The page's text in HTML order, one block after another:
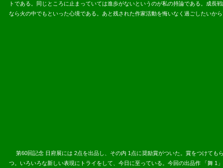
トである。同じところに止まっていては進歩がないというのが私の持論である。成
なら火の中でもといった心境である。あと残された作家活動を悔いなく過ごしたいか
第60回記念 日府展には 2点を出品し、その内 1点に奨励賞がついた。賞をつけても
つ。いろいろな新しい表現にトライをして、今日に至っている。今回の出品作 「舞